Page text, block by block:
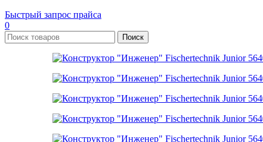
Быстрый запрос прайса
0
Поиск